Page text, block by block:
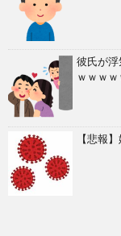
彼氏が
ｗｗｗ
【悲報